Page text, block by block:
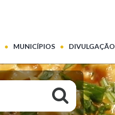
MUNICÍPIOS DIVULGAÇÃO